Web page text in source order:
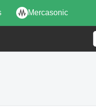
Mercasonic